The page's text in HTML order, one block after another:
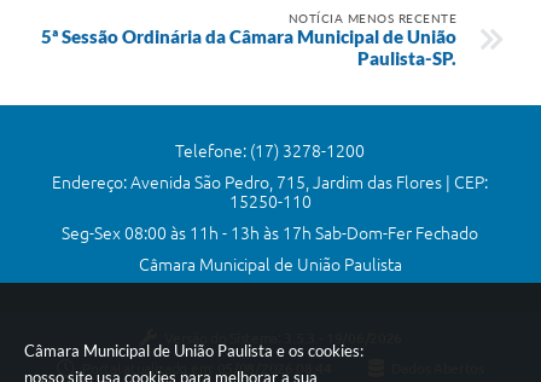
Câmara Municipal de União Paulista e os cookies:
nosso site usa cookies para melhorar a sua
NOTÍCIA MENOS RECENTE
5ª Sessão Ordinária da Câmara Municipal de União
Paulista-SP.
Telefone: (17) 3278-1200
Endereço: Avenida São Pedro, 715, Jardim das Flores | CEP:
15250-110
Seg-Sex 08:00 às 11h - 13h às 17h Sab-Dom-Fer Fechado
Câmara Municipal de União Paulista
Portal atualizado em:
05/08/2026 08:44